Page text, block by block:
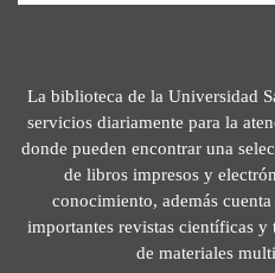
La biblioteca de la Universidad
servicios diariamente para la
donde pueden encontrar una
de libros impresos y
conocimiento, además
importantes revistas científicas y
de materiales